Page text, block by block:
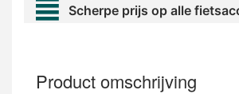
Scherpe prijs op alle
Product omschrijving